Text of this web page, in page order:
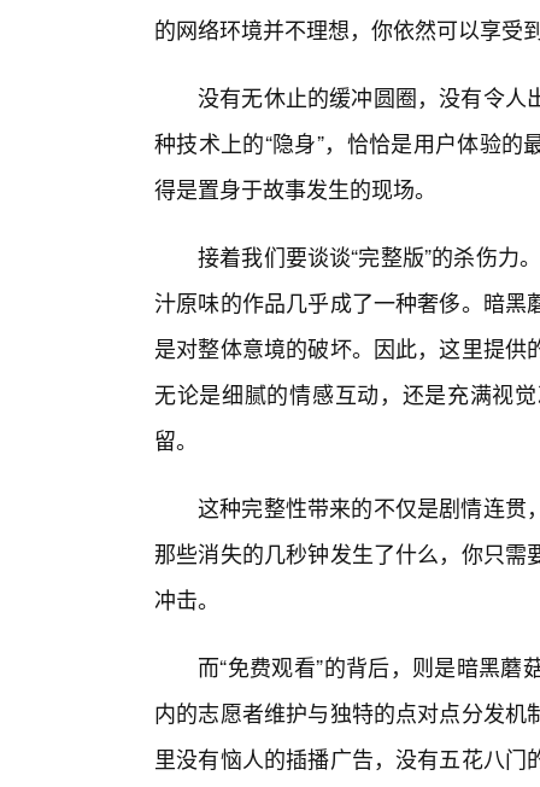
的网络环境并不理想，你依然可以享受
没有无休止的缓冲圆圈，没有令人
种技术上的“隐身”，恰恰是用户体验
得是置身于故事发生的现场。
接着我们要谈谈“完整版”的杀伤力
汁原味的作品几乎成了一种奢侈。暗
是对整体意境的破坏。因此，这里提
无论是细腻的情感互动，还是充满视
留。
这种完整性带来的不仅是剧情连贯
那些消失的几秒钟发生了什么，你只
冲击。
而“免费观看”的背后，则是暗黑
内的志愿者维护与独特的点对点分发
里没有恼人的插播广告，没有五花八